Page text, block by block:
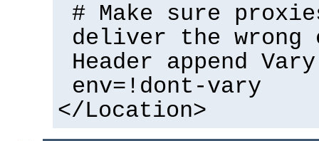
# Make sure
deliver the wrong
Header append
env=!dont-vary
</Location>